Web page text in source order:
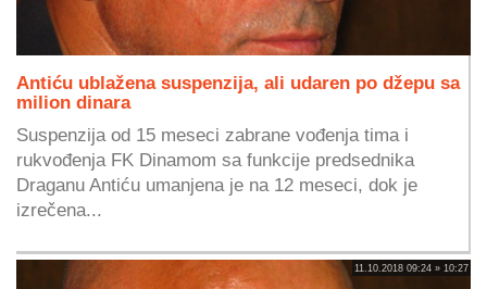
Antiću ublažena suspenzija, ali udaren po džepu sa
milion dinara
Suspenzija od 15 meseci zabrane vođenja tima i
rukvođenja FK Dinamom sa funkcije predsednika
Draganu Antiću umanjena je na 12 meseci, dok je
izrečena...
11.10.2018 09:24 » 10:27